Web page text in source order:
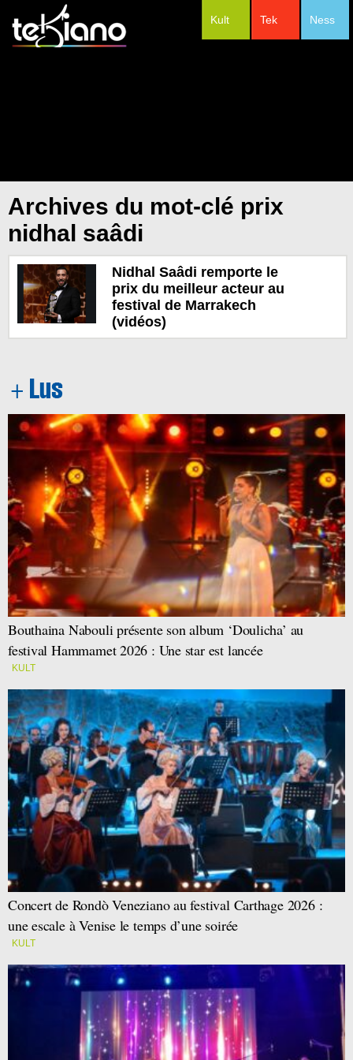
Ness
Tek
Kult
Archives du mot-clé prix
nidhal saâdi
Nidhal Saâdi remporte le
prix du meilleur acteur au
festival de Marrakech
(vidéos)
Bouthaina Nabouli présente son album ‘Doulicha’ au
festival Hammamet 2026 : Une star est lancée
KULT
Concert de Rondò Veneziano au festival Carthage 2026 :
une escale à Venise le temps d’une soirée
KULT